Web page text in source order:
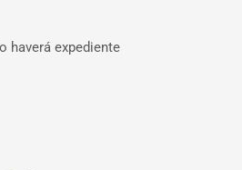
haverá expediente